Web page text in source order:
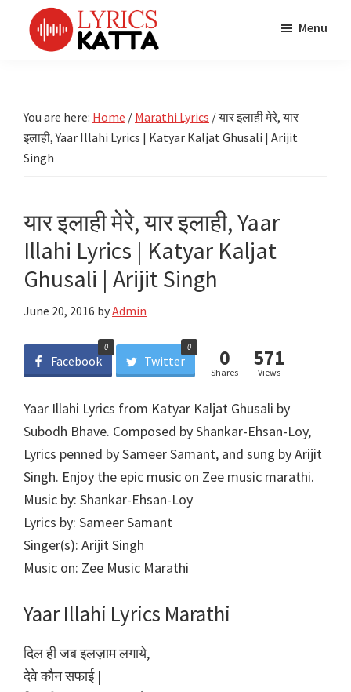
primary
Songs
TV
Title
Song
the
Marathi
Songs
Menu
You are here: Home / Marathi Lyrics /यार इलाही मेरे, यार
इलाही, Yaar Illahi Lyrics | Katyar Kaljat Ghusali | Arijit
Singh
यार इलाही मेरे, यार इलाही, Yaar
Illahi Lyrics | Katyar Kaljat
Ghusali | Arijit Singh
June 20, 2016 byAdmin
Facebook
0
Twitter
0 0
Shares
571
Views
Yaar Illahi Lyrics from Katyar Kaljat Ghusali by
Subodh Bhave. Composed by Shankar-Ehsan-Loy,
Lyrics penned by Sameer Samant, and sung by Arijit
Singh. Enjoy the epic music on Zee music marathi.
Music by: Shankar-Ehsan-Loy
Lyrics by: Sameer Samant
Singer(s): Arijit Singh
Music on: Zee Music Marathi
Yaar Illahi Lyrics Marathi
दिल ही जब इलज़ाम लगाये,
देवे कौन सफाई |